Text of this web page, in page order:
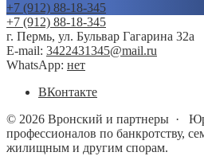
+7 (912) 88-18-345
+7 (912) 88-18-345
г. Пермь, ул. Бульвар Гагарина 32а
E-mail: 3422431345@mail.ru
WhatsApp: нет
BКонтакте
© 2026 Вронский и партнеры ·
профессионалов по банкротству,
жилищным и другим спорам.